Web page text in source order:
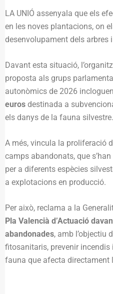
LA UNIÓ assenyala que els
en les noves plantacions, on
desenvolupament dels arbres
Davant esta situació,
proposta als grups
autonòmics de 2026
euros destinada a
els danys de la fauna silvestre.
A més, vincula la proliferació
camps abandonats, que
per a diferents espècies
a explotacions en producció.
Per això, reclama a la
Pla Valencià d’Actuació
abandonades, amb l’objectiu
fitosanitaris, prevenir
fauna que afecta directament